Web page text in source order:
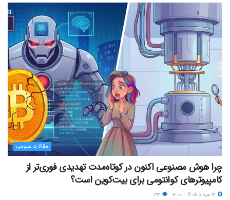
مقالات عمومی
چرا هوش مصنوعی اکنون در کوتاه‌مدت تهدیدی فوری‌تر از
کامپیوترهای کوانتومی برای بیت‌کوین است؟